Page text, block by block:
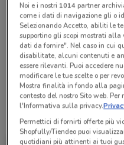
Chiama il negozio
Lunedì n.d.
Martedì n.d.
Mercoledì n.d.
Giovedì n.d.
Venerdì n.d.
Sabato n.d.
Domenica n.d.
015.2547070
Tutte le promozioni di
Noi e i nostri 1014partner
come i dati di navigazione gli o
Selezionando Accetto, abiliti le
supportino gli scopi mostrati alla
dati da fornire". Nel caso in cui
disabilitate, alcuni contenuti e
essere rilevanti. Puoi accedere
modificare le tue scelte o per
Mostra finalità in fondo alla
contesto del nostro Sito web.
l'Informativa sulla privacy.
Permettici di fornirti offerte più
Shopfully/Tiendeo puoi
quotidiani più attinenti ai tuoi